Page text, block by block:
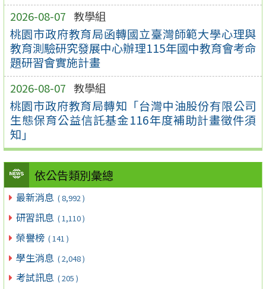
2026-08-07 教學組
桃園市政府教育局函轉國立臺灣師範大學心理與
教育測驗研究發展中心辦理115年國中教育會考命
題研習會實施計畫
2026-08-07 教學組
桃園市政府教育局轉知「台灣中油股份有限公司
生態保育公益信託基金116年度補助計畫徵件須
知」
依公告類別彙總
最新消息 ( 8,992 )
研習訊息 ( 1,110 )
榮譽榜 ( 141 )
學生消息 ( 2,048 )
考試訊息 ( 205 )